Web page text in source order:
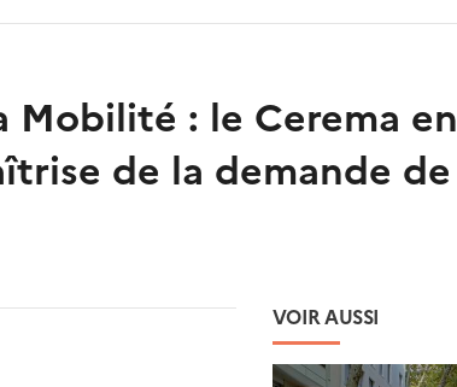
Mobilité : le Cerema en
de la demande de
VOIR AUSSI